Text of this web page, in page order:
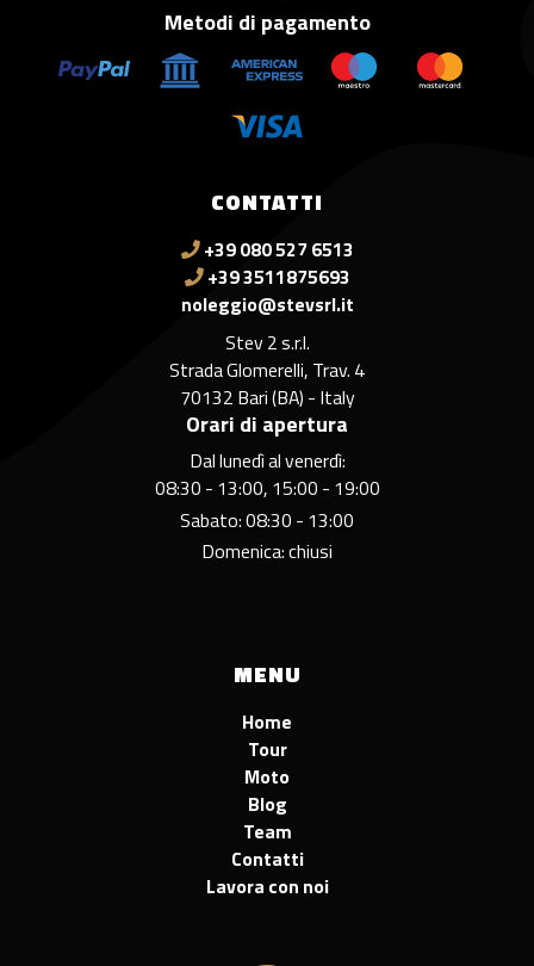
CONTATTI
+39 080 527 6513
+39 3511875693
noleggio@stevsrl.it
Stev 2 s.r.l.
Strada Glomerelli, Trav. 4
70132 Bari (BA) - Italy
Orari di apertura
Dal lunedì al venerdì:
08:30 - 13:00, 15:00 - 19:00
Sabato: 08:30 - 13:00
Domenica: chiusi
Metodi di pagamento
MENU
Home
Tour
Moto
Blog
Team
Contatti
Lavora con noi